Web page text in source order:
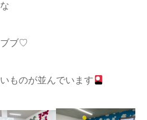
ブブ♡
ものが並んでいます